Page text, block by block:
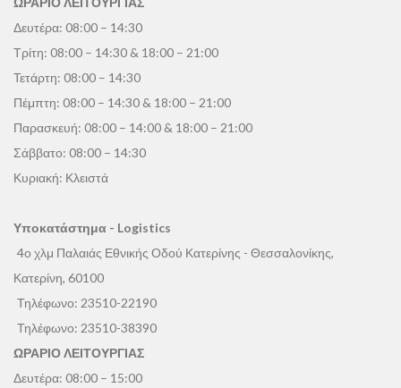
Δευτέρα: 08:00 – 14:30
Τρίτη: 08:00 – 14:30 & 18:00 – 21:00
Τετάρτη: 08:00 – 14:30
Πέμπτη: 08:00 – 14:30 & 18:00 – 21:00
Παρασκευή: 08:00 – 14:00 & 18:00 – 21:00
Σάββατο: 08:00 – 14:30
Κυριακή: Κλειστά
Υποκατάστημα - Logistics
4ο χλμ Παλαιάς Εθνικής Οδού Κατερίνης - Θεσσαλονίκης,
Κατερίνη, 60100
Τηλέφωνο: 23510-22190
Τηλέφωνο: 23510-38390
ΩΡΑΡΙΟ ΛΕΙΤΟΥΡΓΙΑΣ
Δευτέρα: 08:00 – 15:00